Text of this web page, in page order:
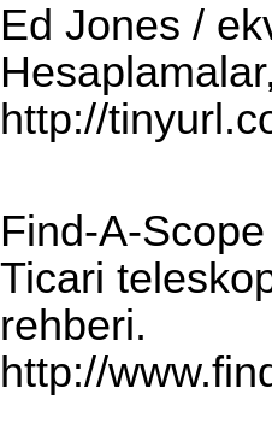
Ed Jones /
http://
Find-A-
Ticari
rehberi.
http://